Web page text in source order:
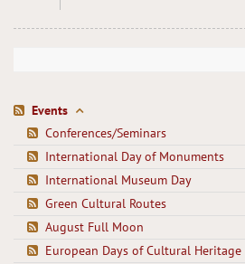
Events
Conferences/Seminars
International Day of Monuments
International Museum Day
Green Cultural Routes
August Full Moon
European Days of Cultural Heritage